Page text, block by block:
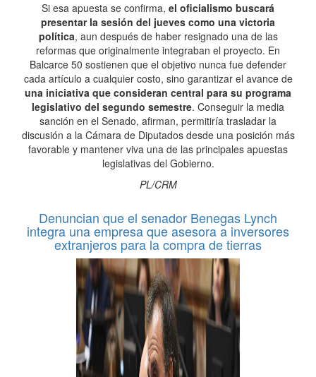
Si esa apuesta se confirma, el oficialismo buscará
presentar la sesión del jueves como una victoria
política, aun después de haber resignado una de las
reformas que originalmente integraban el proyecto. En
Balcarce 50 sostienen que el objetivo nunca fue defender
cada artículo a cualquier costo, sino garantizar el avance de
una iniciativa que consideran central para su programa
legislativo del segundo semestre. Conseguir la media
sanción en el Senado, afirman, permitiría trasladar la
discusión a la Cámara de Diputados desde una posición más
favorable y mantener viva una de las principales apuestas
legislativas del Gobierno.
PL/CRM
Denuncian que el senador Benegas Lynch
integra una empresa que asesora a inversores
extranjeros para la compra de tierras